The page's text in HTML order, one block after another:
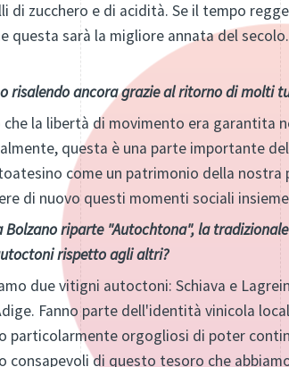
di zucchero e di acidità. Se il tempo
questa sarà la migliore annata del
risalendo ancora grazie al ritorno di molti
la libertà di movimento era garantita
questa è una parte importante
come un patrimonio della
di nuovo questi momenti sociali
Bolzano riparte "Autochtona", la
rispetto agli altri?
due vitigni autoctoni: Schiava e
Fanno parte dell'identità vinicola
particolarmente orgogliosi di poter
consapevoli di questo tesoro che